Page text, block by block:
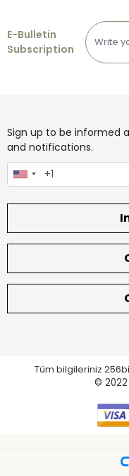
E-Bulletin
Subscription
Sign up to be informed
and notifications.
Tüm bilgileriniz
© 2022